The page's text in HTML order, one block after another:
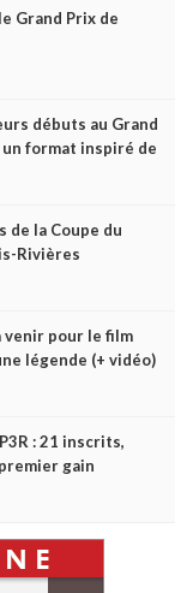
Grand Prix de
débuts au Grand
format inspiré de
la Coupe du
Rivières
venir pour le film
légende (+ vidéo)
: 21 inscrits,
gain